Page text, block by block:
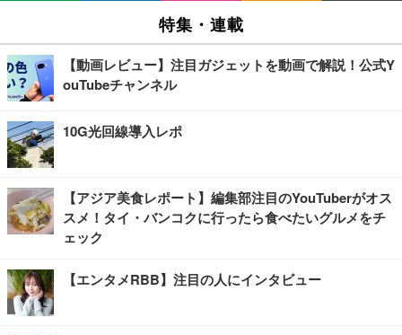
特集・連載
【動画レビュー】注目ガジェットを動画で解説！公式Y
ouTubeチャンネル
10G光回線導入レポ
【アジア美食レポート】編集部注目のYouTuberがオス
スメ！タイ・バンコクに行ったら食べたいグルメをチ
ェック
【エンタメRBB】注目の人にインタビュー